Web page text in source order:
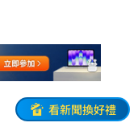
看新聞換好禮